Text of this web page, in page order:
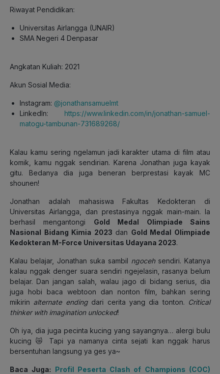
Riwayat Pendidikan:
Universitas Airlangga (UNAIR)
SMA Negeri 4 Denpasar
Angkatan Kuliah: 2021
Akun Sosial Media:
Instagram: @jonathansamuelmt
LinkedIn: https://www.linkedin.com/in/jonathan-samuel-
matogu-tambunan-731689268/
Kalau kamu sering ngelamun jadi karakter utama di film atau
komik, kamu nggak sendirian. Karena Jonathan juga kayak
gitu. Bedanya dia juga beneran berprestasi kayak MC
shounen!
Jonathan adalah mahasiswa Fakultas Kedokteran di
Universitas Airlangga, dan prestasinya nggak main-main. Ia
berhasil mengantongi Gold Medal Olimpiade Sains
Nasional Bidang Kimia 2023 dan Gold Medal Olimpiade
Kedokteran M-Force Universitas Udayana 2023.
Kalau belajar, Jonathan suka sambil ngocehsendiri. Katanya
kalau nggak denger suara sendiri ngejelasin, rasanya belum
belajar. Dan jangan salah, walau jago di bidang serius, dia
juga hobi baca webtoon dan nonton film, bahkan sering
mikirin alternate endingdari cerita yang dia tonton. Critical
thinker with imagination unlocked!
Oh iya, dia juga pecinta kucing yang sayangnya… alergi bulu
kucing 😿 Tapi ya namanya cinta sejati kan nggak harus
bersentuhan langsung ya ges ya~
Baca Juga: Profil Peserta Clash of Champions (COC)